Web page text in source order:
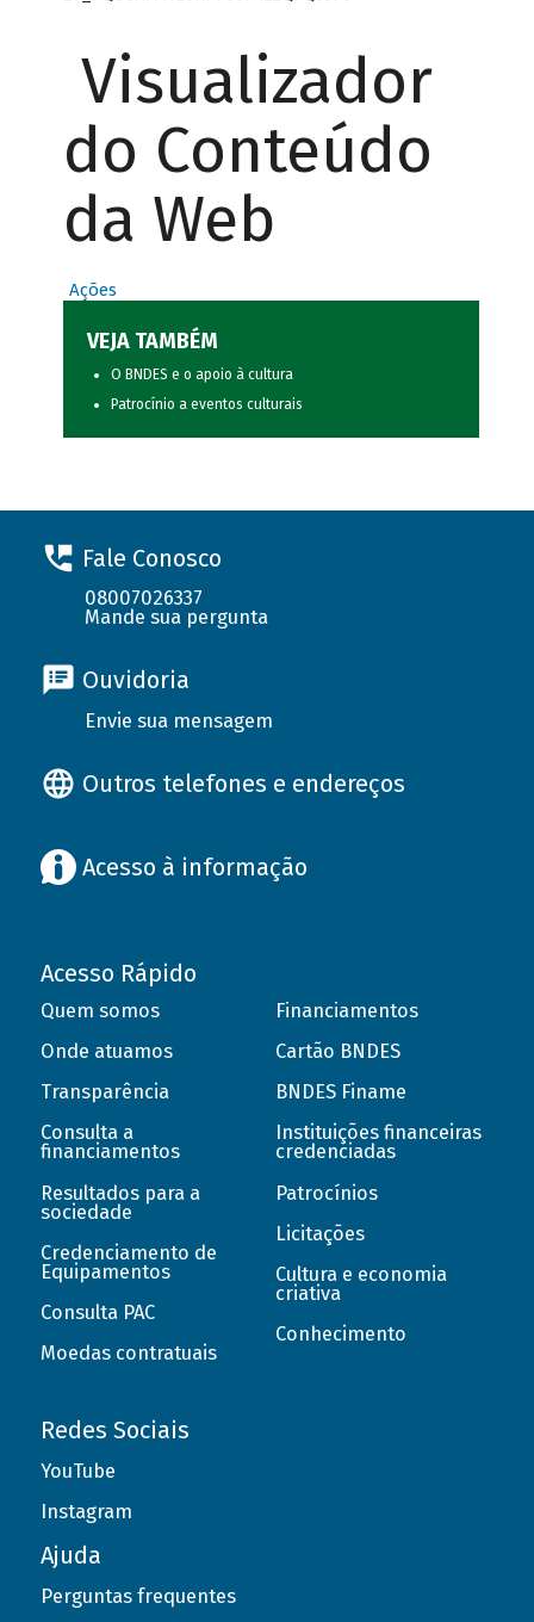
Visualizador
do Conteúdo
da Web
Ações
VEJA TAMBÉM
O BNDES e o apoio à cultura
Patrocínio a eventos culturais
Fale Conosco
08007026337
Mande sua pergunta
Ouvidoria
Envie sua mensagem
Outros telefones e endereços
Acesso à informação
Acesso Rápido
Quem somos
Onde atuamos
Transparência
Consulta a
financiamentos
Resultados para a
sociedade
Credenciamento de
Equipamentos
Consulta PAC
Moedas contratuais
Financiamentos
Cartão BNDES
BNDES Finame
Instituições financeiras
credenciadas
Patrocínios
Licitações
Cultura e economia
criativa
Conhecimento
Redes Sociais
YouTube
Instagram
Ajuda
Perguntas frequentes